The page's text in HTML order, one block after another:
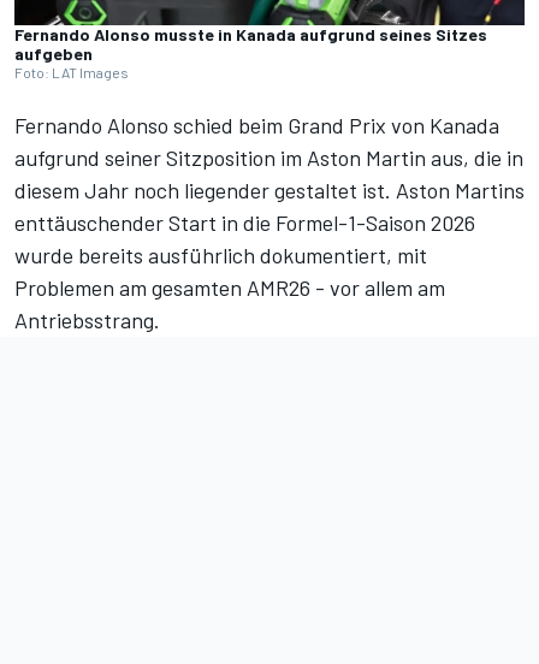
Fernando Alonso musste in Kanada aufgrund seines Sitzes
aufgeben
Foto: LAT Images
Fernando Alonso schied beim Grand Prix von Kanada
aufgrund seiner Sitzposition im Aston Martin aus, die in
diesem Jahr noch liegender gestaltet ist. Aston Martins
enttäuschender Start in die Formel-1-Saison 2026
wurde bereits ausführlich dokumentiert, mit
Problemen am gesamten AMR26 - vor allem am
Antriebsstrang.